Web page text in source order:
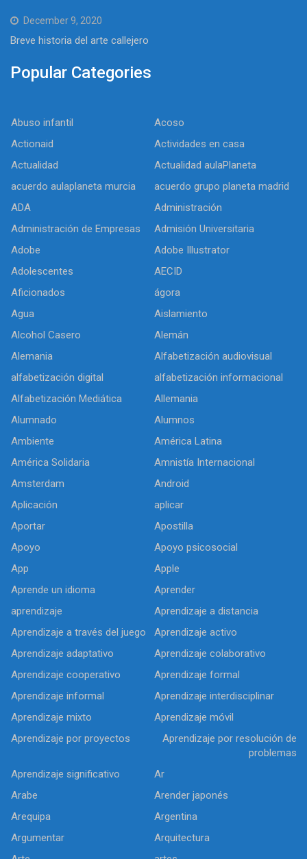
December 9, 2020
Breve historia del arte callejero
Popular Categories
Abuso infantil
Acoso
Actionaid
Actividades en casa
Actualidad
Actualidad aulaPlaneta
acuerdo aulaplaneta murcia
acuerdo grupo planeta madrid
ADA
Administración
Administración de Empresas
Admisión Universitaria
Adobe
Adobe Illustrator
Adolescentes
AECID
Aficionados
ágora
Agua
Aislamiento
Alcohol Casero
Alemán
Alemania
Alfabetización audiovisual
alfabetización digital
alfabetización informacional
Alfabetización Mediática
Allemania
Alumnado
Alumnos
Ambiente
América Latina
América Solidaria
Amnistía Internacional
Amsterdam
Android
Aplicación
aplicar
Aportar
Apostilla
Apoyo
Apoyo psicosocial
App
Apple
Aprende un idioma
Aprender
aprendizaje
Aprendizaje a distancia
Aprendizaje a través del juego
Aprendizaje activo
Aprendizaje adaptativo
Aprendizaje colaborativo
Aprendizaje cooperativo
Aprendizaje formal
Aprendizaje informal
Aprendizaje interdisciplinar
Aprendizaje mixto
Aprendizaje móvil
Aprendizaje por proyectos
Aprendizaje por resolución de
problemas
Aprendizaje significativo
Ar
Arabe
Arender japonés
Arequipa
Argentina
Argumentar
Arquitectura